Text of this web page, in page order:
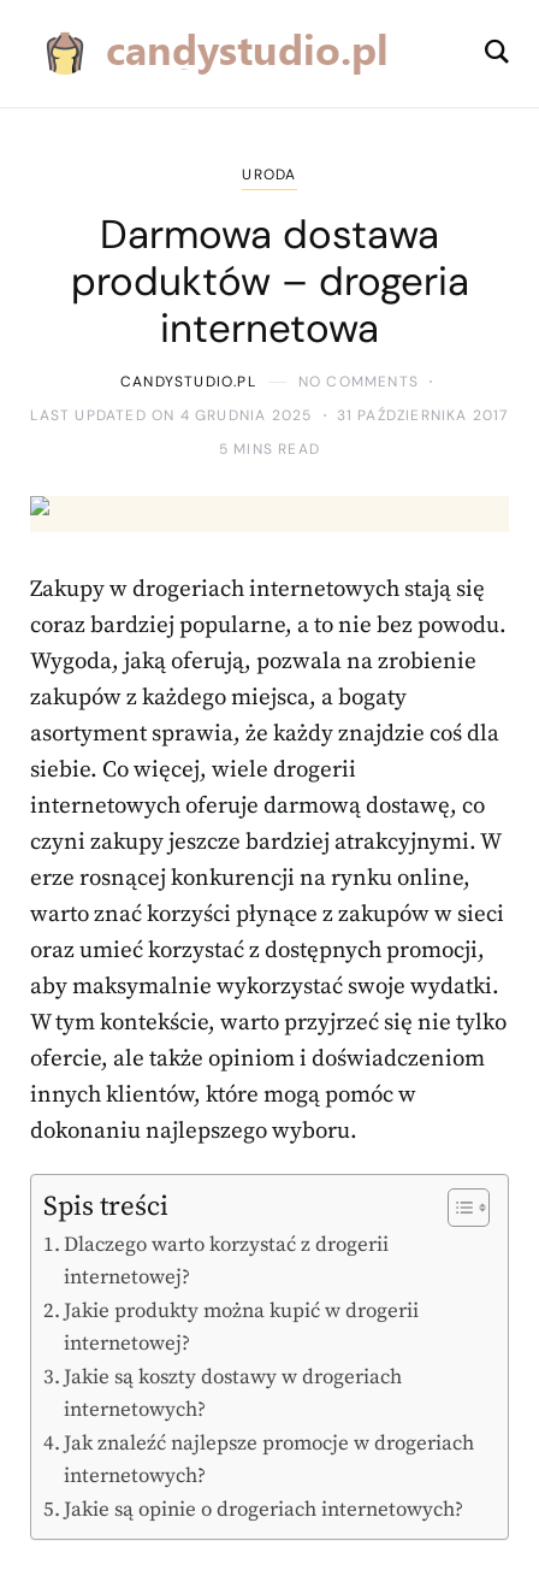
URODA
Darmowa dostawa
produktów – drogeria
internetowa
CANDYSTUDIO.PL
NO COMMENTS
LAST UPDATED ON 4 GRUDNIA 2025
31 PAŹDZIERNIKA 2017
5 MINS READ
Zakupy w drogeriach internetowych stają się
coraz bardziej popularne, a to nie bez powodu.
Wygoda, jaką oferują, pozwala na zrobienie
zakupów z każdego miejsca, a bogaty
asortyment sprawia, że każdy znajdzie coś dla
siebie. Co więcej, wiele drogerii
internetowych oferuje darmową dostawę, co
czyni zakupy jeszcze bardziej atrakcyjnymi. W
erze rosnącej konkurencji na rynku online,
warto znać korzyści płynące z zakupów w sieci
oraz umieć korzystać z dostępnych promocji,
aby maksymalnie wykorzystać swoje wydatki.
W tym kontekście, warto przyjrzeć się nie tylko
ofercie, ale także opiniom i doświadczeniom
innych klientów, które mogą pomóc w
dokonaniu najlepszego wyboru.
Spis treści
Dlaczego warto korzystać z drogerii
internetowej?
Jakie produkty można kupić w drogerii
internetowej?
Jakie są koszty dostawy w drogeriach
internetowych?
Jak znaleźć najlepsze promocje w drogeriach
internetowych?
Jakie są opinie o drogeriach internetowych?